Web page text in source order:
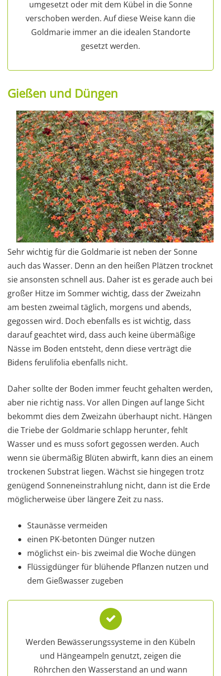
umgesetzt oder mit dem Kübel in die Sonne
verschoben werden. Auf diese Weise kann die
Goldmarie immer an die idealen Standorte
gesetzt werden.
Gießen und Düngen
Sehr wichtig für die Goldmarie ist neben der Sonne
auch das Wasser. Denn an den heißen Plätzen trocknet
sie ansonsten schnell aus. Daher ist es gerade auch bei
großer Hitze im Sommer wichtig, dass der Zweizahn
am besten zweimal täglich, morgens und abends,
gegossen wird. Doch ebenfalls es ist wichtig, dass
darauf geachtet wird, dass auch keine übermäßige
Nässe im Boden entsteht, denn diese verträgt die
Bidens ferulifolia ebenfalls nicht.
Daher sollte der Boden immer feucht gehalten werden,
aber nie richtig nass. Vor allen Dingen auf lange Sicht
bekommt dies dem Zweizahn überhaupt nicht. Hängen
die Triebe der Goldmarie schlapp herunter, fehlt
Wasser und es muss sofort gegossen werden. Auch
wenn sie übermäßig Blüten abwirft, kann dies an einem
trockenen Substrat liegen. Wächst sie hingegen trotz
genügend Sonneneinstrahlung nicht, dann ist die Erde
möglicherweise über längere Zeit zu nass.
Staunässe vermeiden
einen PK-betonten Dünger nutzen
möglichst ein- bis zweimal die Woche düngen
Flüssigdünger für blühende Pflanzen nutzen und
dem Gießwasser zugeben
Werden Bewässerungssysteme in den Kübeln
und Hängeampeln genutzt, zeigen die
Röhrchen den Wasserstand an und wann